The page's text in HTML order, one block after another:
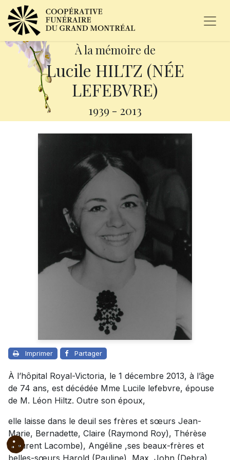
À la mémoire de
Lucile HILTZ (NÉE
LEFEBVRE)
1939 - 2013
Imprimer Partager
À l’hôpital Royal-Victoria, le 1 décembre 2013, à l’âge
de 74 ans, est décédée Mme Lucile lefebvre, épouse
de M. Léon Hiltz. Outre son époux,
elle laisse dans le deuil ses frères et sœurs Jean-
Marie, Bernadette, Claire (Raymond Roy), Thérèse
(Laurent Lacombe), Angéline ,ses beaux-frères et
belles-sœurs Harold (Pauline), Max, John (Debra),